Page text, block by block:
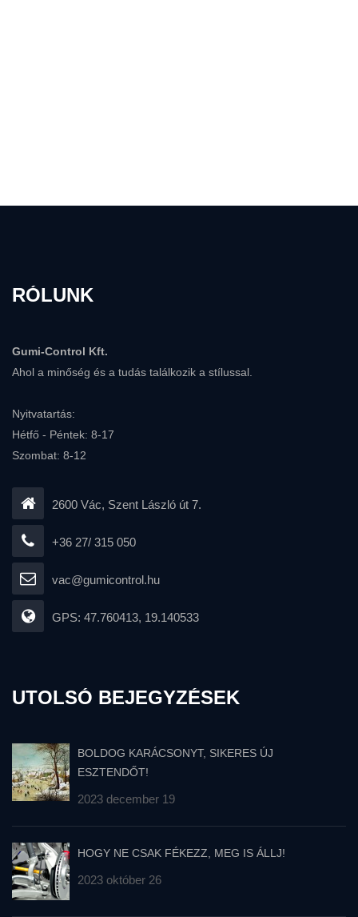
RÓLUNK
Gumi-Control Kft.
Ahol a minőség és a tudás találkozik a stílussal.
Nyitvatartás:
Hétfő - Péntek: 8-17
Szombat: 8-12
2600 Vác, Szent László út 7.
+36 27/ 315 050
vac@gumicontrol.hu
GPS: 47.760413, 19.140533
UTOLSÓ BEJEGYZÉSEK
BOLDOG KARÁCSONYT, SIKERES ÚJ
ESZTENDŐT!
2023 december 19
HOGY NE CSAK FÉKEZZ, MEG IS ÁLLJ!
2023 október 26